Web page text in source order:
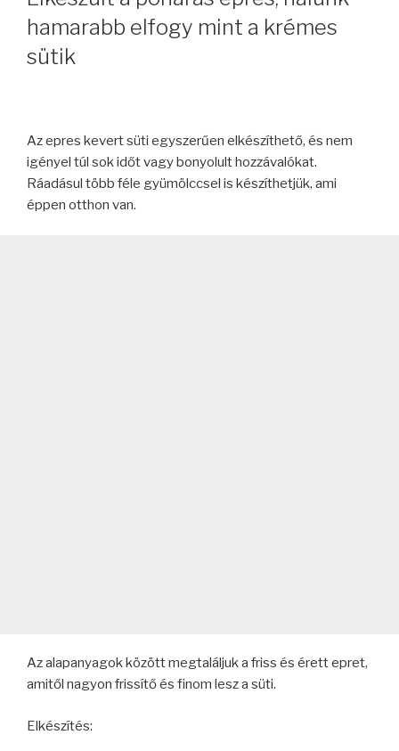
hamarabb elfogy mint a krémes
sütik
Az epres kevert süti egyszerűen elkészíthető, és nem
igényel túl sok időt vagy bonyolult hozzávalókat.
Ráadásul több féle gyümölccsel is készíthetjük, ami
éppen otthon van.
Az alapanyagok között megtaláljuk a friss és érett epret,
amitől nagyon frissítő és finom lesz a süti.
Elkészítés: